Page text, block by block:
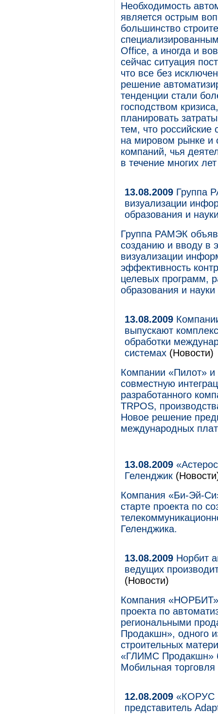
Необходимость
является острым
большинство
Office, а иногда и
сейчас ситуация
что все без
решение
тенденции стали
господством
планировать
тем, что российские
на мировом рынке и
компаний, чья
в течение многих
13.08.2009 Группа
визуализации
образования и
Группа РАМЭК
созданию и вводу в
визуализации
эффективность
целевых программ,
образования и
13.08.2009
выпускают
обработки
системах (Новости)
Компании «Пилот»
совместную
разработанного
TRPOS,
Новое решение
международных
13.08.2009
Геленджик
Компания «Би-Эй-
старте проекта по
Геленджика.
13.08.2009 Норбит
ведущих
(Новости)
Компания «НОРБИТ»
проекта по
региональными
Продакшн», одного
строительных
«ГЛИМС Продакшн»
Мобильная
12.08.2009 «КОРУС
представитель